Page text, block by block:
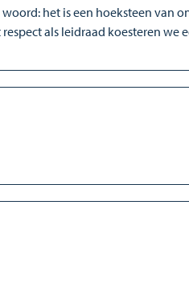
woord: het is een hoeksteen
als leidraad koesteren